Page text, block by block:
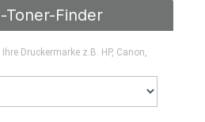
Toner-Finder
Druckermarke z.B. HP, Canon,